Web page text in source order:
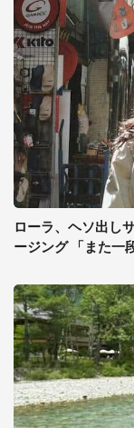
ローラ、ヘソ出し
ージング 「また一